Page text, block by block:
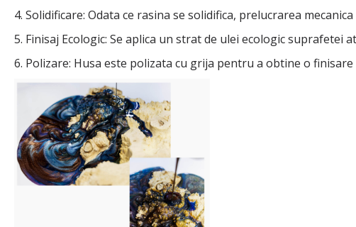
4. Solidificare: Odata ce rasina se solidifica, prelucrarea
5. Finisaj Ecologic: Se aplica un strat de ulei ecologic suprafetei
6. Polizare: Husa este polizata cu grija pentru a obtine o